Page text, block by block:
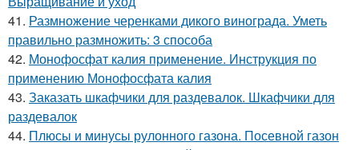
41. Размножение черенками дикого винограда. Уметь
правильно размножить: 3 способа
42. Монофосфат калия применение. Инструкция по
применению Монофосфата калия
43. Заказать шкафчики для раздевалок. Шкафчики для
раздевалок
44. Плюсы и минусы рулонного газона. Посевной газон